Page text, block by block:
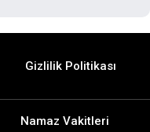
Gizlilik Politikası
Namaz Vakitleri